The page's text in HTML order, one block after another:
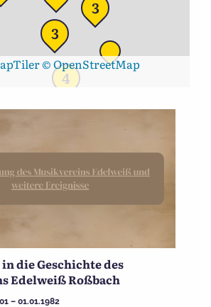
3
4
3
© OpenStreetMap
die Geschichte des
Edelweiß Roßbach
– 01.01.1982